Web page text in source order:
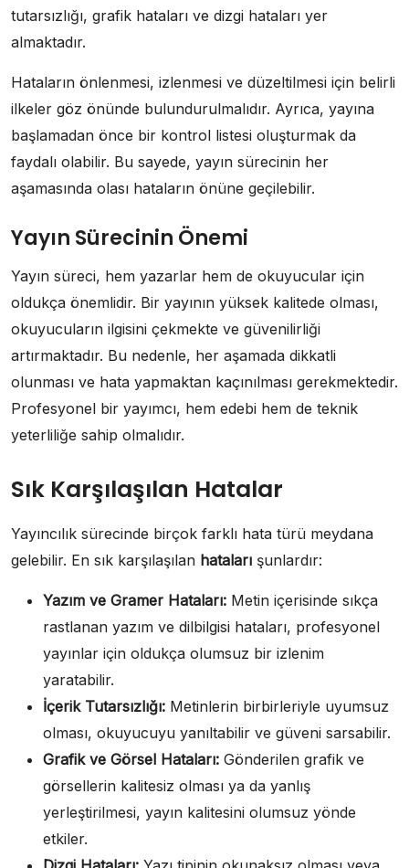
tutarsızlığı, grafik hataları ve dizgi hataları yer
almaktadır.
Hataların önlenmesi, izlenmesi ve düzeltilmesi için belirli
ilkeler göz önünde bulundurulmalıdır. Ayrıca, yayına
başlamadan önce bir kontrol listesi oluşturmak da
faydalı olabilir. Bu sayede, yayın sürecinin her
aşamasında olası hataların önüne geçilebilir.
Yayın Sürecinin Önemi
Yayın süreci, hem yazarlar hem de okuyucular için
oldukça önemlidir. Bir yayının yüksek kalitede olması,
okuyucuların ilgisini çekmekte ve güvenilirliği
artırmaktadır. Bu nedenle, her aşamada dikkatli
olunması ve hata yapmaktan kaçınılması gerekmektedir.
Profesyonel bir yayımcı, hem edebi hem de teknik
yeterliliğe sahip olmalıdır.
Sık Karşılaşılan Hatalar
Yayıncılık sürecinde birçok farklı hata türü meydana
gelebilir. En sık karşılaşılan hataları şunlardır:
Yazım ve Gramer Hataları: Metin içerisinde sıkça
rastlanan yazım ve dilbilgisi hataları, profesyonel
yayınlar için oldukça olumsuz bir izlenim
yaratabilir.
İçerik Tutarsızlığı: Metinlerin birbirleriyle uyumsuz
olması, okuyucuyu yanıltabilir ve güveni sarsabilir.
Grafik ve Görsel Hataları: Gönderilen grafik ve
görsellerin kalitesiz olması ya da yanlış
yerleştirilmesi, yayın kalitesini olumsuz yönde
etkiler.